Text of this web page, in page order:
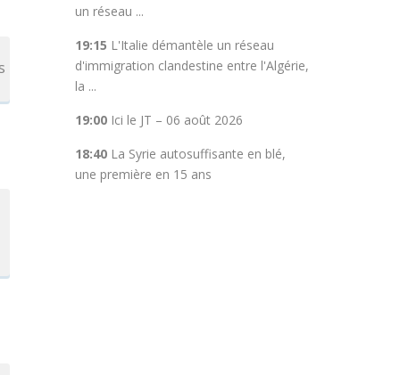
un réseau ...
19:15 L'Italie démantèle un réseau
d'immigration clandestine entre l'Algérie,
la ...
19:00Ici le JT – 06 août 2026
18:40La Syrie autosuffisante en blé,
une première en 15 ans